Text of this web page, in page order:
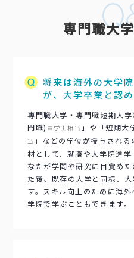
専門職大
将来は海外の大学
が、大学卒業と認
専門職大学・専門職短期大
門職) ※学士相当 」や「短期大
当 」などの学位が授与され
材として、就職や大学院進
なたが学問や研究に目覚め
た後、既存の大学と同様、
す。スキル向上のために海
学院で学ぶこともできます。